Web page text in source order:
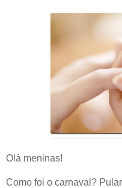
Olá meninas!
Como foi o carnaval?